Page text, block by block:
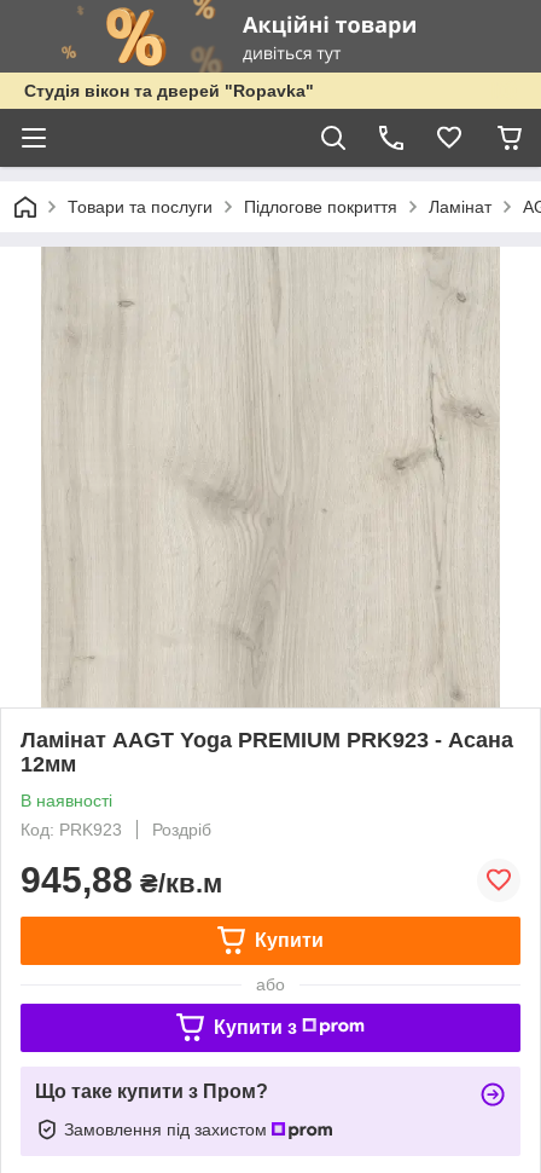
Студія вікон та дверей "Ropavka"
Товари та послуги Підлогове покриття Ламінат
Ламінат AAGT Yoga PREMIUM PRK923 - Асана
12мм
В наявності
Код: PRK923
Роздріб
945,88 ₴/кв.м
Купити
або
Купити з
Що таке купити з Пром?
Замовлення під захистом